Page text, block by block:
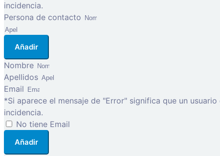
incidencia.
Persona de contacto
Añadir
Nombre
Apellidos
Email
*Si aparece el mensaje de "Error" significa que un
incidencia.
No tiene Email
Añadir